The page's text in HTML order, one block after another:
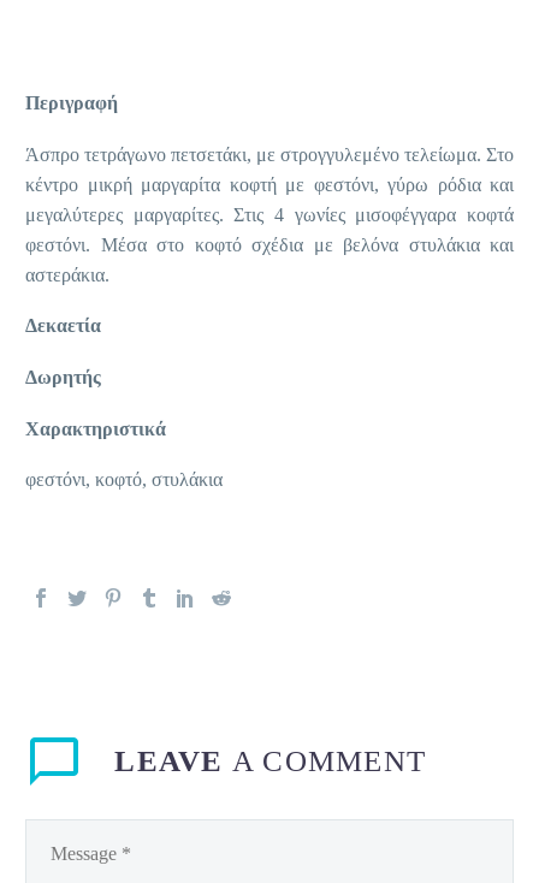
Περιγραφή
Άσπρο τετράγωνο πετσετάκι, με στρογγυλεμένο τελείωμα. Στο
κέντρο μικρή μαργαρίτα κοφτή με φεστόνι, γύρω ρόδια και
μεγαλύτερες μαργαρίτες. Στις 4 γωνίες μισοφέγγαρα κοφτά
φεστόνι. Μέσα στο κοφτό σχέδια με βελόνα στυλάκια και
αστεράκια.
Δεκαετία
Δωρητής
Χαρακτηριστικά
φεστόνι, κοφτό, στυλάκια
LEAVE A COMMENT